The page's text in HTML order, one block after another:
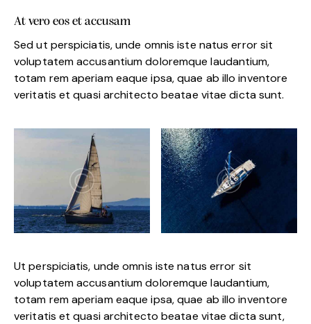
At vero eos et accusam
Sed ut perspiciatis, unde omnis iste natus error sit
voluptatem accusantium doloremque laudantium,
totam rem aperiam eaque ipsa, quae ab illo inventore
veritatis et quasi architecto beatae vitae dicta sunt.
Ut perspiciatis, unde omnis iste natus error sit
voluptatem accusantium doloremque laudantium,
totam rem aperiam eaque ipsa, quae ab illo inventore
veritatis et quasi architecto beatae vitae dicta sunt,